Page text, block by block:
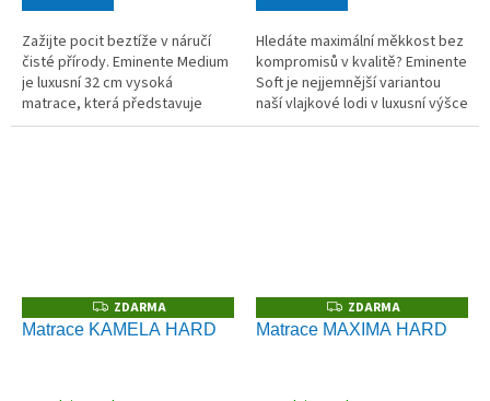
Zažijte pocit beztíže v náručí
čisté přírody. Eminente Medium
je luxusní 32 cm vysoká
matrace, která představuje
absolutní vrchol řemeslného
Hledáte maximální měkkost bez
kompromisů v kvalitě? Eminente
Soft je nejjemnější variantou
naší vlajkové lodi v luxusní výšce
32 cm. Tato matrace je stvořena
Z
D
A
ZDARMA
Matrace KAMELA HARD
Z
D
A
ZDARMA
Matrace MAXIMA HARD